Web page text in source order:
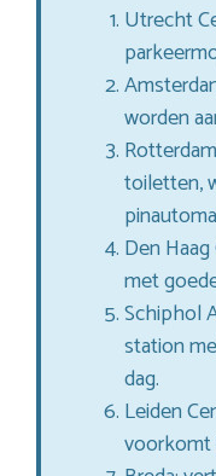
Utrecht
worden
toiletten,
Den
met
Schiphol
station
dag.
Leiden
voorkomt